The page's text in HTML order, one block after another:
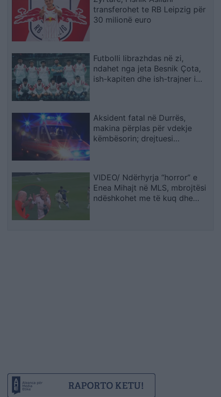
transferohet te RB Leipzig për
30 milionë euro
Futbolli librazhdas në zi,
ndahet nga jeta Besnik Çota,
ish-kapiten dhe ish-trajner i
Aksident fatal në Durrës,
makina përplas për vdekje
këmbësorin; drejtuesi
VIDEO/ Ndërhyrja “horror” e
Enea Mihajt në MLS, mbrojtësi
ndëshkohet me të kuq dhe